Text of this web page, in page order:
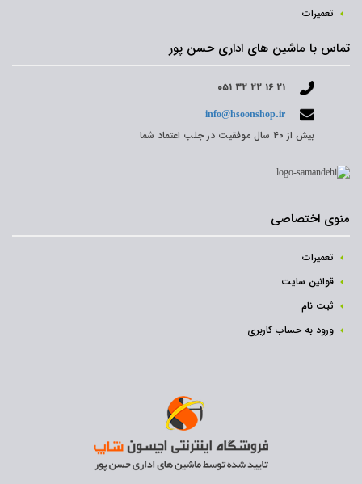
تعمیرات
تماس با ماشین های اداری حسن پور
۰۵۱ ۳۲ ۲۲ ۱۶ ۲۱
info@hsoonshop.ir
بیش از ۴۰ سال موفقیت در جلب اعتماد شما
منوی اختصاصی
تعمیرات
قوانین سایت
ثبت نام‌
ورود به حساب کاربری